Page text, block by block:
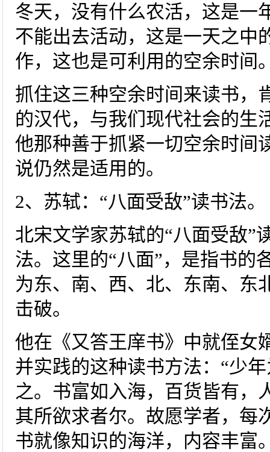
冬天，没有什么农活，这是一
不能出去活动，这是一天之中
作，这也是可利用的空余时间
抓住这三种空余时间来读书，
的汉代，与我们现代社会的生
他那种善于抓紧一切空余时间
说仍然是适用的。
2、苏轼：“八面受敌”读书法。
北宋文学家苏轼的“八面受敌”
法。这里的“八面”，是指书的
为东、南、西、北、东南、东
击破。
他在《又答王庠书》中就侄女
并实践的这种读书方法：“少
之。书富如入海，百货皆有，
其所欲求者尔。故愿学者，每
书就像知识的海洋，内容丰富